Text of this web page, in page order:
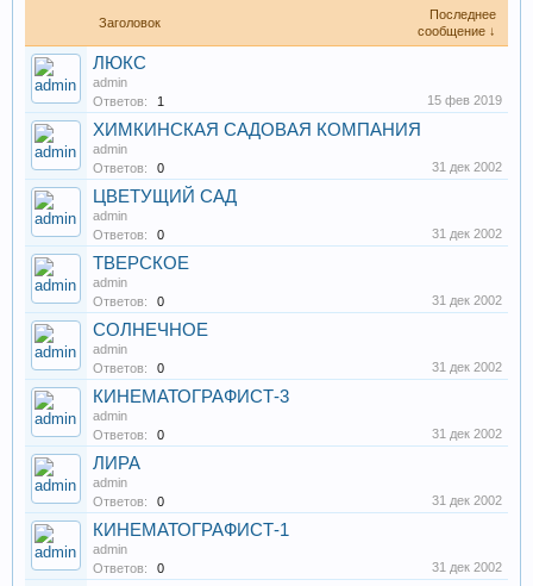
Заголовок
Последнее
сообщение ↓
ЛЮКС
admin
Ответов:
1 15 фев 2019
ХИМКИНСКАЯ САДОВАЯ КОМПАНИЯ
admin
Ответов:
0 31 дек 2002
ЦВЕТУЩИЙ САД
admin
Ответов:
0 31 дек 2002
ТВЕРСКОЕ
admin
Ответов:
0 31 дек 2002
СОЛНЕЧНОЕ
admin
Ответов:
0 31 дек 2002
КИНЕМАТОГРАФИСТ-3
admin
Ответов:
0 31 дек 2002
ЛИРА
admin
Ответов:
0 31 дек 2002
КИНЕМАТОГРАФИСТ-1
admin
Ответов:
0 31 дек 2002